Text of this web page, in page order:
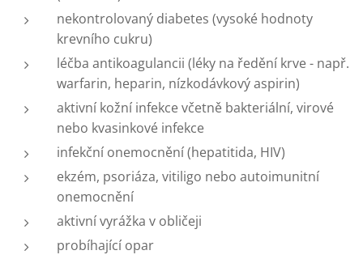
nekontrolovaný diabetes (vysoké hodnoty
krevního cukru)
léčba antikoagulancii (léky na ředění krve - např.
warfarin, heparin, nízkodávkový aspirin)
aktivní kožní infekce včetně bakteriální, virové
nebo kvasinkové infekce
infekční onemocnění (hepatitida, HIV)
ekzém, psoriáza, vitiligo nebo autoimunitní
onemocnění
aktivní vyrážka v obličeji
probíhající opar